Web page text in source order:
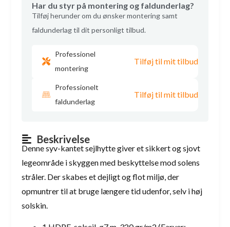
Har du styr på montering og faldunderlag?
Tilføj herunder om du ønsker montering samt
faldunderlag til dit personligt tilbud.
Professionel
montering
Tilføj til mit tilbud
Professionelt
faldunderlag
Tilføj til mit tilbud
Beskrivelse
Denne syv-kantet sejlhytte giver et sikkert og sjovt
legeområde i skyggen med beskyttelse mod solens
stråler. Der skabes et dejligt og flot miljø, der
opmuntrer til at bruge længere tid udenfor, selv i høj
solskin.